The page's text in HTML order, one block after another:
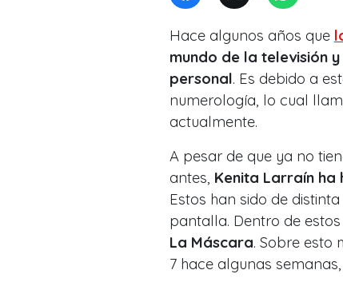
Hace algunos años que
mundo de la televisión
personal. Es debido a
numerología, lo cual
actualmente.
A pesar de que ya no
antes, Kenita Larraín ha
Estos han sido de
pantalla. Dentro de
La Máscara. Sobre esto
7 hace algunas